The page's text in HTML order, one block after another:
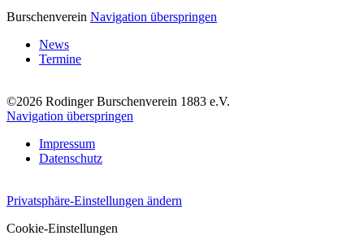
Burschenverein Navigation überspringen
News
Termine
©2026 Rodinger Burschenverein 1883 e.V.
Navigation überspringen
Impressum
Datenschutz
Privatsphäre-Einstellungen ändern
Cookie-Einstellungen